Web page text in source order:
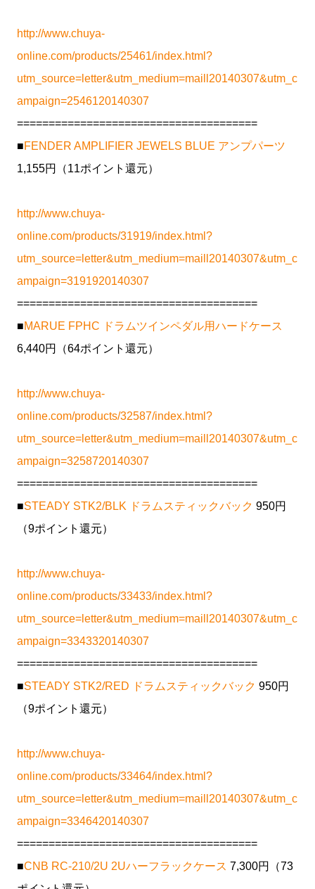
http://www.chuya-
online.com/products/25461/index.html?
utm_source=letter&utm_medium=maill20140307&utm_c
ampaign=2546120140307
======================================
■FENDER AMPLIFIER JEWELS BLUE アンプパーツ
1,155円（11ポイント還元）
http://www.chuya-
online.com/products/31919/index.html?
utm_source=letter&utm_medium=maill20140307&utm_c
ampaign=3191920140307
======================================
■MARUE FPHC ドラムツインペダル用ハードケース
6,440円（64ポイント還元）
http://www.chuya-
online.com/products/32587/index.html?
utm_source=letter&utm_medium=maill20140307&utm_c
ampaign=3258720140307
======================================
■STEADY STK2/BLK ドラムスティックバック 950円
（9ポイント還元）
http://www.chuya-
online.com/products/33433/index.html?
utm_source=letter&utm_medium=maill20140307&utm_c
ampaign=3343320140307
======================================
■STEADY STK2/RED ドラムスティックバック 950円
（9ポイント還元）
http://www.chuya-
online.com/products/33464/index.html?
utm_source=letter&utm_medium=maill20140307&utm_c
ampaign=3346420140307
======================================
■CNB RC-210/2U 2Uハーフラックケース 7,300円（73